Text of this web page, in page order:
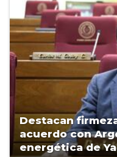
Destacan
acuerdo con
energética de